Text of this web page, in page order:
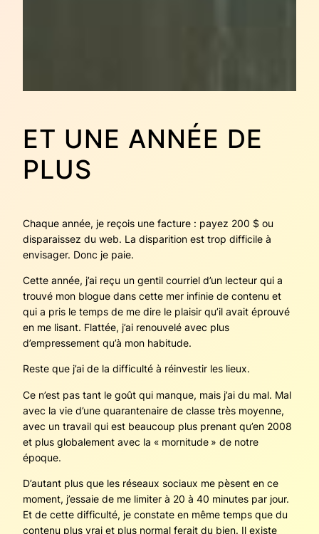
ET UNE ANNÉE DE
PLUS
Chaque année, je reçois une facture : payez 200 $ ou
disparaissez du web. La disparition est trop difficile à
envisager. Donc je paie.
Cette année, j’ai reçu un gentil courriel d’un lecteur qui a
trouvé mon blogue dans cette mer infinie de contenu et
qui a pris le temps de me dire le plaisir qu’il avait éprouvé
en me lisant. Flattée, j’ai renouvelé avec plus
d’empressement qu’à mon habitude.
Reste que j’ai de la difficulté à réinvestir les lieux.
Ce n’est pas tant le goût qui manque, mais j’ai du mal. Mal
avec la vie d’une quarantenaire de classe très moyenne,
avec un travail qui est beaucoup plus prenant qu’en 2008
et plus globalement avec la « mornitude » de notre
époque.
D’autant plus que les réseaux sociaux me pèsent en ce
moment, j’essaie de me limiter à 20 à 40 minutes par jour.
Et de cette difficulté, je constate en même temps que du
contenu plus vrai et plus normal ferait du bien. Il existe